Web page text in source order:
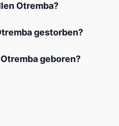
Otremba?
gestorben?
geboren?